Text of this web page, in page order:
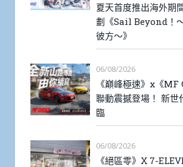
夏天首度推出海外期
劃《Sail Beyond！
彼方～》
06/08/2026
《巔峰極速》x《MF
聯動震撼登場！ 新世
臨
06/08/2026
《絕區零》X 7-